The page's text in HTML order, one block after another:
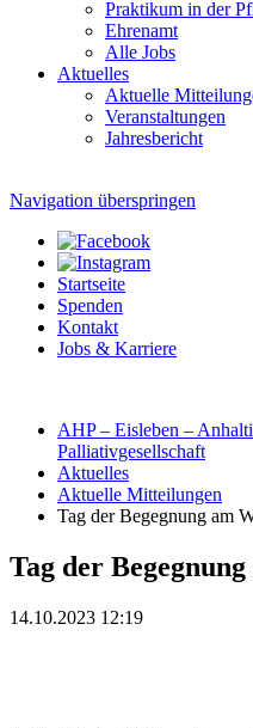
Praktikum in der
Ehrenamt
Alle Jobs
Aktuelles
Aktuelle
Veranstaltungen
Jahresbericht
Navigation überspringen
Startseite
Spenden
Kontakt
Jobs & Karriere
AHP – Eisleben –
Palliativgesellschaft
Aktuelles
Aktuelle Mitteilungen
Tag der Begegnung am
Tag der
14.10.2023 12:19